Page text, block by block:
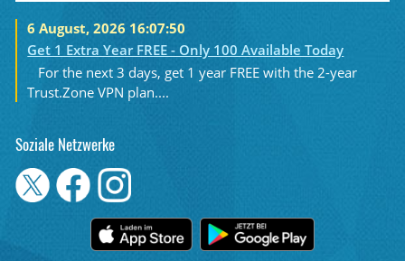
6 August, 2026 16:07:50
Get 1 Extra Year FREE - Only 100 Available Today
For the next 3 days, get 1 year FREE with the 2-year
Trust.Zone VPN plan....
Soziale Netzwerke